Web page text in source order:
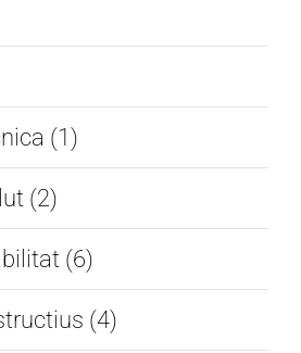
(1)
(2)
(6)
(4)